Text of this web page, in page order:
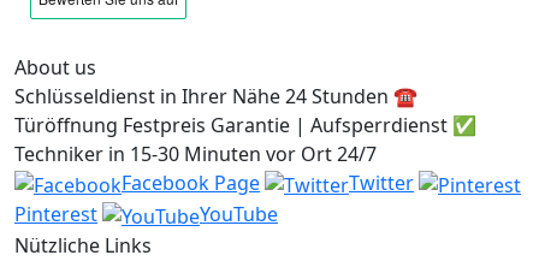
About us
Schlüsseldienst in Ihrer Nähe 24 Stunden ☎️
Türöffnung Festpreis Garantie | Aufsperrdienst ✅
Techniker in 15-30 Minuten vor Ort 24/7
Facebook Page
Twitter
Pinterest
YouTube
Nützliche Links